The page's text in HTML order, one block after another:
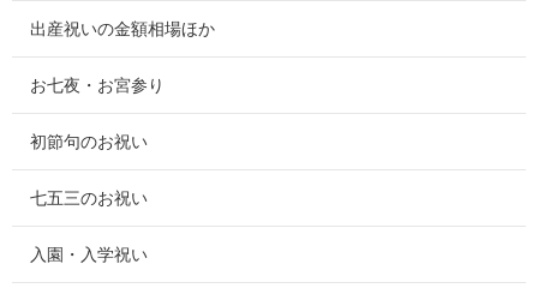
出産祝いの金額相場ほか
お七夜・お宮参り
初節句のお祝い
七五三のお祝い
入園・入学祝い